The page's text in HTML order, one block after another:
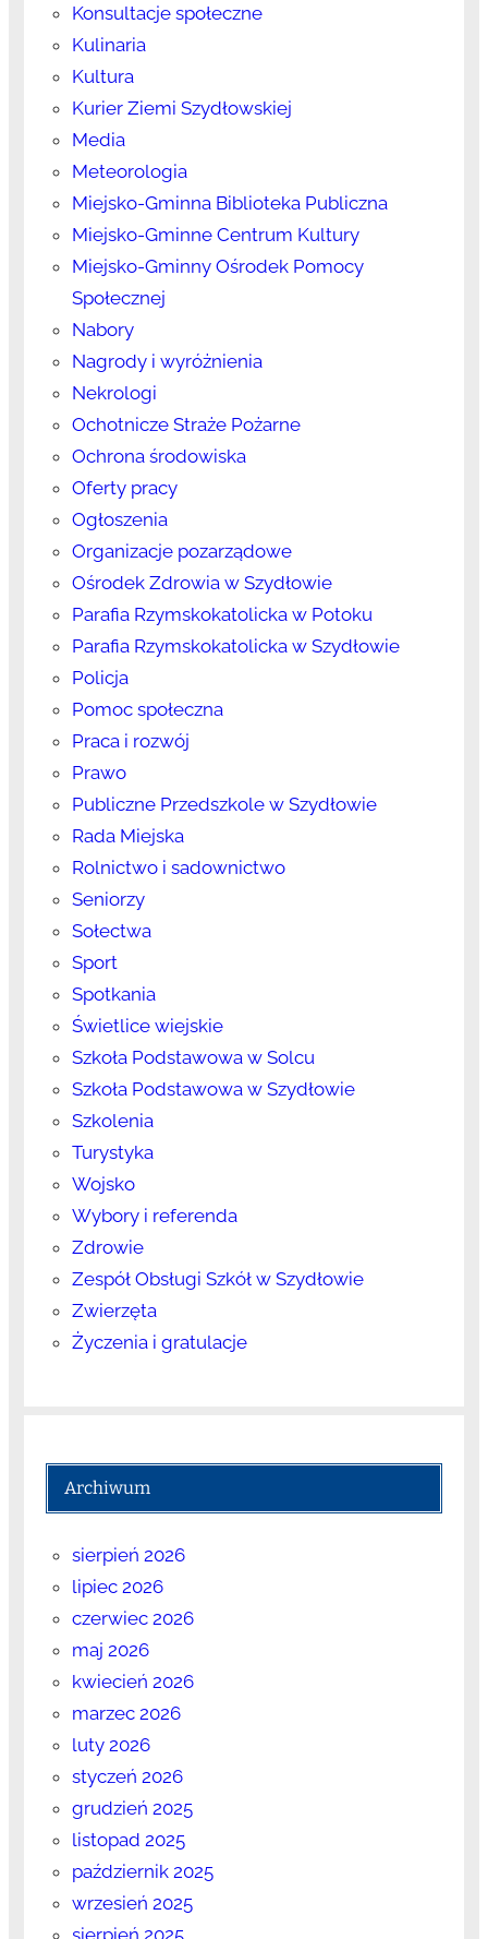
Konsultacje społeczne
Kulinaria
Kultura
Kurier Ziemi Szydłowskiej
Media
Meteorologia
Miejsko-Gminna Biblioteka Publiczna
Miejsko-Gminne Centrum Kultury
Miejsko-Gminny Ośrodek Pomocy
Społecznej
Nabory
Nagrody i wyróżnienia
Nekrologi
Ochotnicze Straże Pożarne
Ochrona środowiska
Oferty pracy
Ogłoszenia
Organizacje pozarządowe
Ośrodek Zdrowia w Szydłowie
Parafia Rzymskokatolicka w Potoku
Parafia Rzymskokatolicka w Szydłowie
Policja
Pomoc społeczna
Praca i rozwój
Prawo
Publiczne Przedszkole w Szydłowie
Rada Miejska
Rolnictwo i sadownictwo
Seniorzy
Sołectwa
Sport
Spotkania
Świetlice wiejskie
Szkoła Podstawowa w Solcu
Szkoła Podstawowa w Szydłowie
Szkolenia
Turystyka
Wojsko
Wybory i referenda
Zdrowie
Zespół Obsługi Szkół w Szydłowie
Zwierzęta
Życzenia i gratulacje
Archiwum
sierpień 2026
lipiec 2026
czerwiec 2026
maj 2026
kwiecień 2026
marzec 2026
luty 2026
styczeń 2026
grudzień 2025
listopad 2025
październik 2025
wrzesień 2025
sierpień 2025